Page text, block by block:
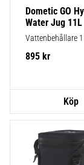
Dometic GO
Water Jug 11L
Vattenbehållare
895 kr